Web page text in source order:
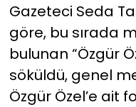
Gazeteci Seda
göre, bu sırada
bulunan “Özgür
söküldü, genel
Özgür Özel’e ait